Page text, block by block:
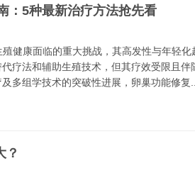
：5种最新治疗方法抢先看
健康面临的重大挑战，其高发性与年轻化
疗法和辅助生殖技术，但其疗效受限且伴
多组学技术的突破性进展，卵巢功能修复...
？